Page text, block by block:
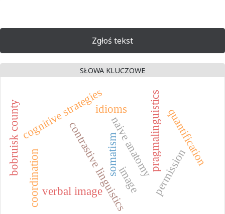
Zgłoś tekst
SŁOWA KLUCZOWE
pragmalinguistics
naive anatomy
somatism
image
contrastive linguistics permission
cognitive strategies
verbal image
idioms quantification
coordination
bobruisk county